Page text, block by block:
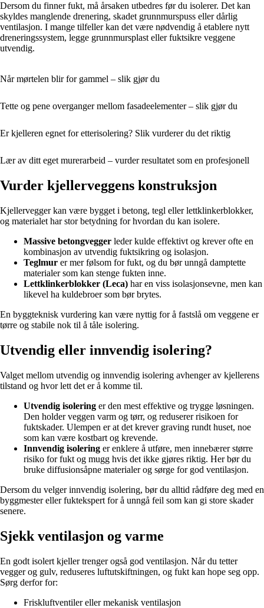
Dersom du finner fukt, må årsaken utbedres før du isolerer. Det kan
skyldes manglende drenering, skadet grunnmurspuss eller dårlig
ventilasjon. I mange tilfeller kan det være nødvendig å etablere nytt
dreneringssystem, legge grunnmursplast eller fuktsikre veggene
utvendig.
Når mørtelen blir for gammel – slik gjør du
Tette og pene overganger mellom fasadeelementer – slik gjør du
Er kjelleren egnet for etterisolering? Slik vurderer du det riktig
Lær av ditt eget murerarbeid – vurder resultatet som en profesjonell
Vurder kjellerveggens konstruksjon
Kjellervegger kan være bygget i betong, tegl eller lettklinkerblokker,
og materialet har stor betydning for hvordan du kan isolere.
Massive betongvegger leder kulde effektivt og krever ofte en
kombinasjon av utvendig fuktsikring og isolasjon.
Teglmur er mer følsom for fukt, og du bør unngå damptette
materialer som kan stenge fukten inne.
Lettklinkerblokker (Leca) har en viss isolasjonsevne, men kan
likevel ha kuldebroer som bør brytes.
En byggteknisk vurdering kan være nyttig for å fastslå om veggene er
tørre og stabile nok til å tåle isolering.
Utvendig eller innvendig isolering?
Valget mellom utvendig og innvendig isolering avhenger av kjellerens
tilstand og hvor lett det er å komme til.
Utvendig isolering er den mest effektive og trygge løsningen.
Den holder veggen varm og tørr, og reduserer risikoen for
fuktskader. Ulempen er at det krever graving rundt huset, noe
som kan være kostbart og krevende.
Innvendig isolering er enklere å utføre, men innebærer større
risiko for fukt og mugg hvis det ikke gjøres riktig. Her bør du
bruke diffusionsåpne materialer og sørge for god ventilasjon.
Dersom du velger innvendig isolering, bør du alltid rådføre deg med en
byggmester eller fuktekspert for å unngå feil som kan gi store skader
senere.
Sjekk ventilasjon og varme
En godt isolert kjeller trenger også god ventilasjon. Når du tetter
vegger og gulv, reduseres luftutskiftningen, og fukt kan hope seg opp.
Sørg derfor for:
Friskluftventiler eller mekanisk ventilasjon